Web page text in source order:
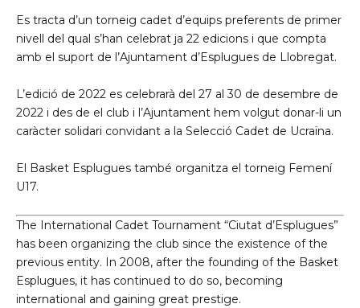
Es tracta d’un torneig cadet d’equips preferents de primer
nivell del qual s’han celebrat ja 22 edicions i que compta
amb el suport de l’Ajuntament d’Esplugues de Llobregat.
L’edició de 2022 es celebrarà del 27 al 30 de desembre de
2022 i des de el club i l’Ajuntament hem volgut donar-li un
caràcter solidari convidant a la Selecció Cadet de Ucraïna.
El Basket Esplugues també organitza el torneig Femení
U17.
The International Cadet Tournament “Ciutat d’Esplugues”
has been organizing the club since the existence of the
previous entity. In 2008, after the founding of the Basket
Esplugues, it has continued to do so, becoming
international and gaining great prestige.